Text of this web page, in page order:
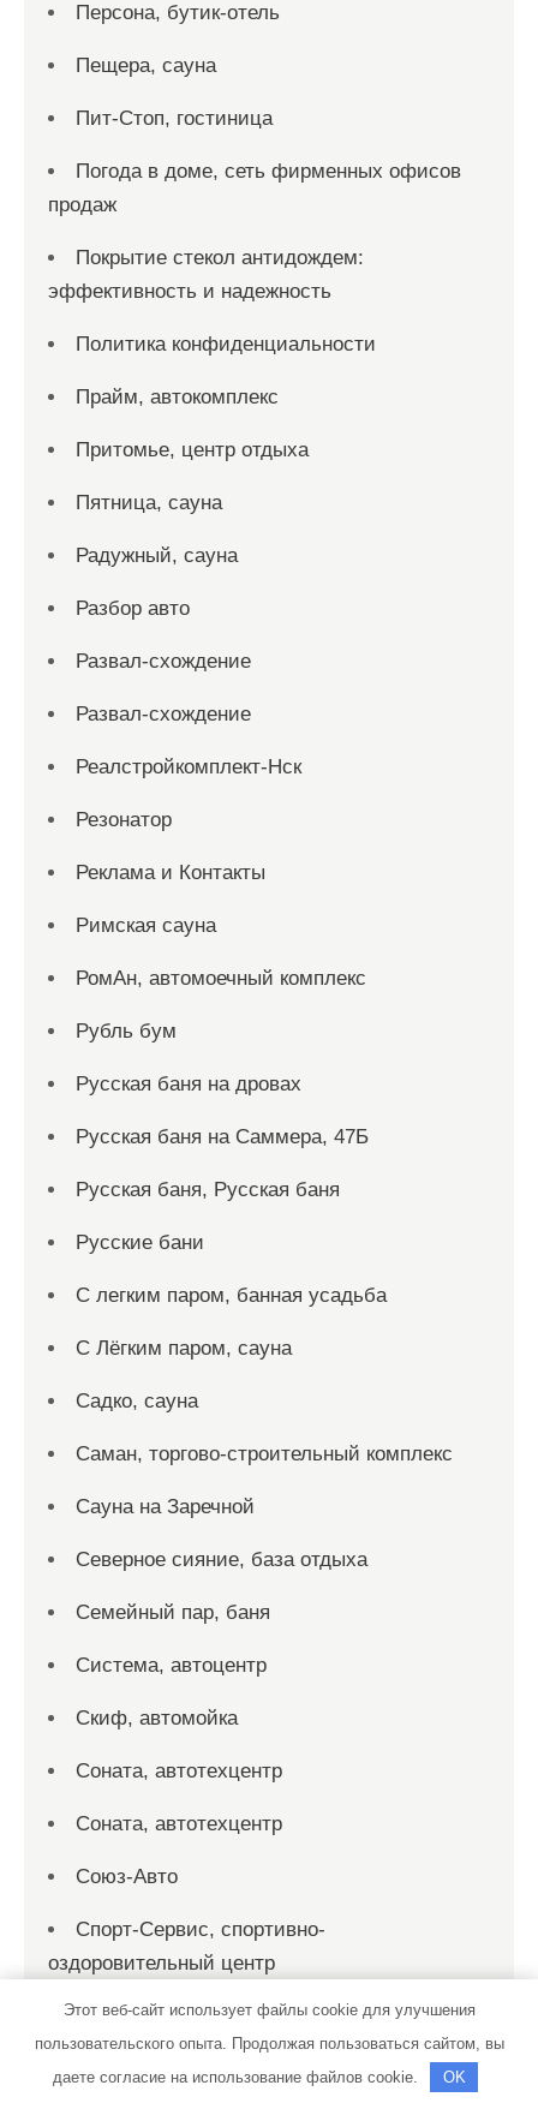
Персона, бутик-отель
Пещера, сауна
Пит-Стоп, гостиница
Погода в доме, сеть фирменных офисов
продаж
Покрытие стекол антидождем:
эффективность и надежность
Политика конфиденциальности
Прайм, автокомплекс
Притомье, центр отдыха
Пятница, сауна
Радужный, сауна
Разбор авто
Развал-схождение
Развал-схождение
Реалстройкомплект-Нск
Резонатор
Реклама и Контакты
Римская сауна
РомАн, автомоечный комплекс
Рубль бум
Русская баня на дровах
Русская баня на Саммера, 47Б
Русская баня, Русская баня
Русские бани
С легким паром, банная усадьба
С Лёгким паром, сауна
Садко, сауна
Саман, торгово-строительный комплекс
Сауна на Заречной
Северное сияние, база отдыха
Семейный пар, баня
Система, автоцентр
Скиф, автомойка
Соната, автотехцентр
Соната, автотехцентр
Союз-Авто
Спорт-Сервис, спортивно-
оздоровительный центр
Спутник, сауна
СТО
Этот веб-сайт использует файлы cookie для улучшения
пользовательского опыта. Продолжая пользоваться сайтом, вы
даете согласие на использование файлов cookie.
OK